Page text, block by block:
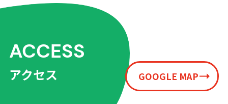
ACCESS
アクセス GOOGLE MAP